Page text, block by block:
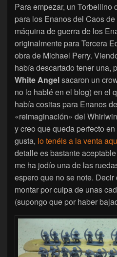
Para empezar, un Torbellino
para los Enanos del Caos de
máquina de guerra de los
originalmente para Tercera
obra de Michael Perry.
había descartado tener una,
White Angelsacaron un
no lo hablé en el blog) en el
había cositas para Enanos
«reimaginación» del
y creo que queda perfecto
gusta, lo tenéis a la venta
detalle es bastante
me ha jodío una de las
espero que no se note.
montar por culpa de unas
(supongo que por haber